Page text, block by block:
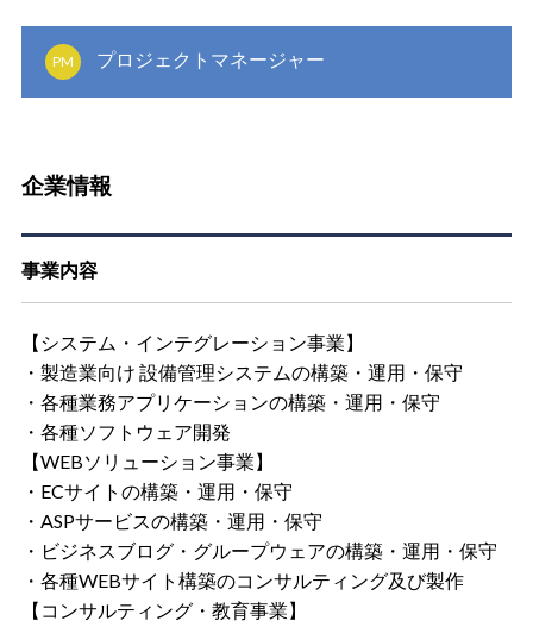
PM プロジェクトマネージャー
企業情報
事業内容
【システム・インテグレーション事業】
・製造業向け 設備管理システムの構築・運用・保守
・各種業務アプリケーションの構築・運用・保守
・各種ソフトウェア開発
【WEBソリューション事業】
・ECサイトの構築・運用・保守
・ASPサービスの構築・運用・保守
・ビジネスブログ・グループウェアの構築・運用・保守
・各種WEBサイト構築のコンサルティング及び製作
【コンサルティング・教育事業】